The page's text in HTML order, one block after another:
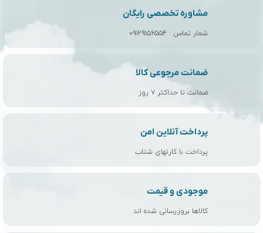
مشاوره تخصصی رایگان
شمار تماس : ۰۹۱۲۹۱۵۶۵۵۴
ضمانت مرجوعی کالا
ضمانت تا حداکثر ۷ روز
پرداخت آنلاین امن
پرداخت با کارتهای شتاب
موجودی و قیمت
کالاها بروزرسانی شده اند